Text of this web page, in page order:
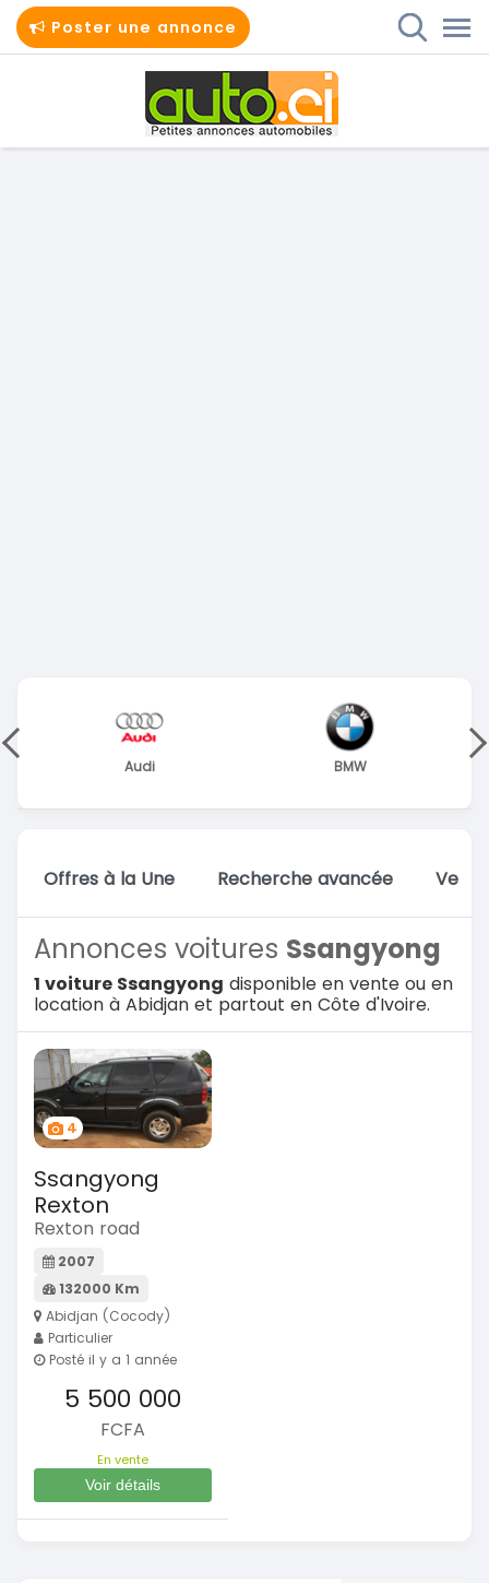
Poster une annonce
Audi BMW
Offres à la Une Recherche avancée Vente
Annonces voitures Ssangyong
1 voiture Ssangyong disponible en vente ou en
location à Abidjan et partout en Côte d'Ivoire.
4
Ssangyong
Rexton
Rexton road
2007
132000 Km
Abidjan (Cocody)
Particulier
Posté il y a 1 année
5 500 000
FCFA
En vente
Voir détails